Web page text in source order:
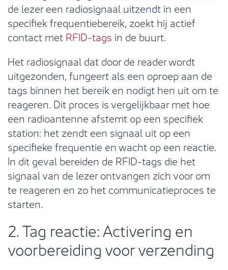
de lezer een radiosignaal uitzendt in een
specifiek frequentiebereik, zoekt hij actief
contact metRFID-tags in de buurt.
Het radiosignaal dat door de reader wordt
uitgezonden, fungeert als een oproep aan de
tags binnen het bereik en nodigt hen uit om te
reageren. Dit proces is vergelijkbaar met hoe
een radioantenne afstemt op een specifiek
station: het zendt een signaal uit op een
specifieke frequentie en wacht op een reactie.
In dit geval bereiden de RFID-tags die het
signaal van de lezer ontvangen zich voor om
te reageren en zo het communicatieproces te
starten.
2. Tag reactie: Activering en
voorbereiding voor verzending